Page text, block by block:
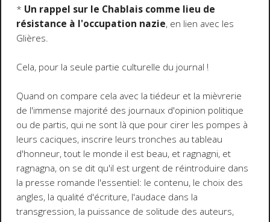
* Un rappel sur le Chablais comme lieu de
résistance à l'occupation nazie, en lien avec les
Glières.
Cela, pour la seule partie culturelle du journal !
Quand on compare cela avec la tiédeur et la mièvrerie
de l'immense majorité des journaux d'opinion politique
ou de partis, qui ne sont là que pour cirer les pompes à
leurs caciques, inscrire leurs tronches au tableau
d'honneur, tout le monde il est beau, et ragnagni, et
ragnagna, on se dit qu'il est urgent de réintroduire dans
la presse romande l'essentiel: le contenu, le choix des
angles, la qualité d'écriture, l'audace dans la
transgression, la puissance de solitude des auteurs,